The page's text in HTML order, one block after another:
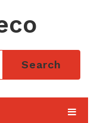
Search